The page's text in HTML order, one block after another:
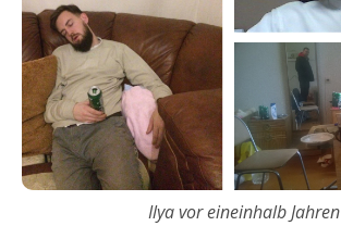
Ilya vor eineinhalb Jahren